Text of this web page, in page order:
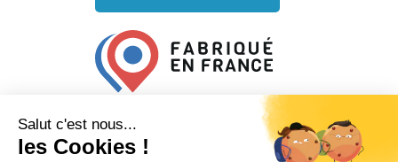
Retrouvez nos idées créatives
sur les réseaux